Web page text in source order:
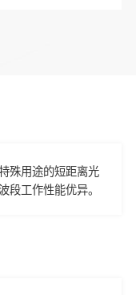
殊用途的短距离光
段工作性能优异。